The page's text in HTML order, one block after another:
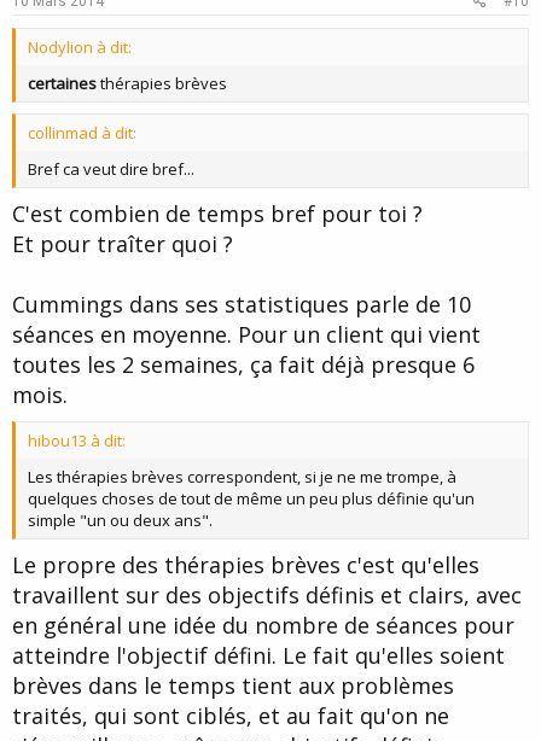
Nodylion à dit:
certainesthérapies brèves
collinmad à dit:
Bref ca veut dire bref...
C'est combien de temps bref pour toi ?
Et pour traîter quoi ?
Cummings dans ses statistiques parle de 10
séances en moyenne. Pour un client qui vient
toutes les 2 semaines, ça fait déjà presque 6
mois.
hibou13 à dit:
Les thérapies brèves correspondent, si je ne me trompe, à
quelques choses de tout de même un peu plus définie qu'un
simple "un ou deux ans".
Le propre des thérapies brèves c'est qu'elles
travaillent sur des objectifs définis et clairs, avec
en général une idée du nombre de séances pour
atteindre l'objectif défini. Le fait qu'elles soient
brèves dans le temps tient aux problèmes
traités, qui sont ciblés, et au fait qu'on ne